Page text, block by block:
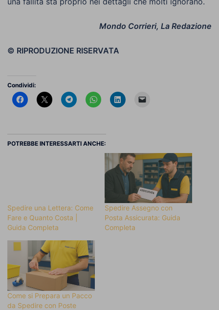
Mondo Corrieri, La Redazione
© RIPRODUZIONE RISERVATA
Condividi:
POTREBBE INTERESSARTI ANCHE:
Spedire una Lettera: Come
Fare e Quanto Costa |
Guida Completa
Spedire Assegno con
Posta Assicurata: Guida
Completa
Come si Prepara un Pacco
da Spedire con Poste